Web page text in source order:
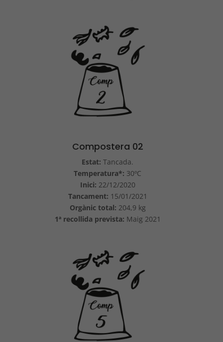
Compostera 02
Estat:Tancada.
Temperatura*: 30ºC
Inici: 22/12/2020
Tancament: 15/01/2021
Orgànic total: 204,9 kg
1ª recollida prevista: Maig 2021